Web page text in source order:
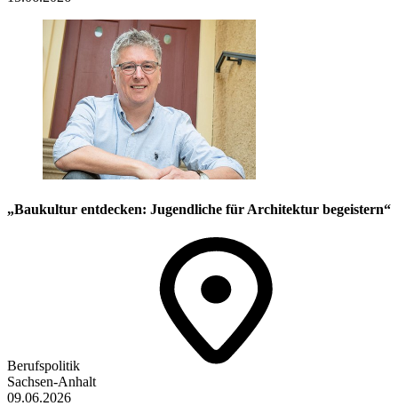
„Baukultur entdecken: Jugendliche für Architektur begeistern“
Berufspolitik
Sachsen-Anhalt
09.06.2026